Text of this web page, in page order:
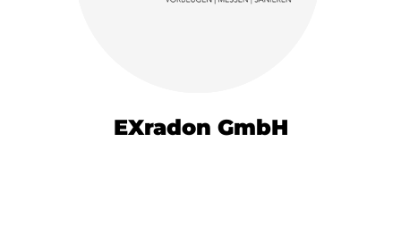
EXradon GmbH